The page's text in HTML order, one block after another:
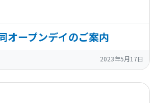
オープンデイのご案内
2023年5月17日